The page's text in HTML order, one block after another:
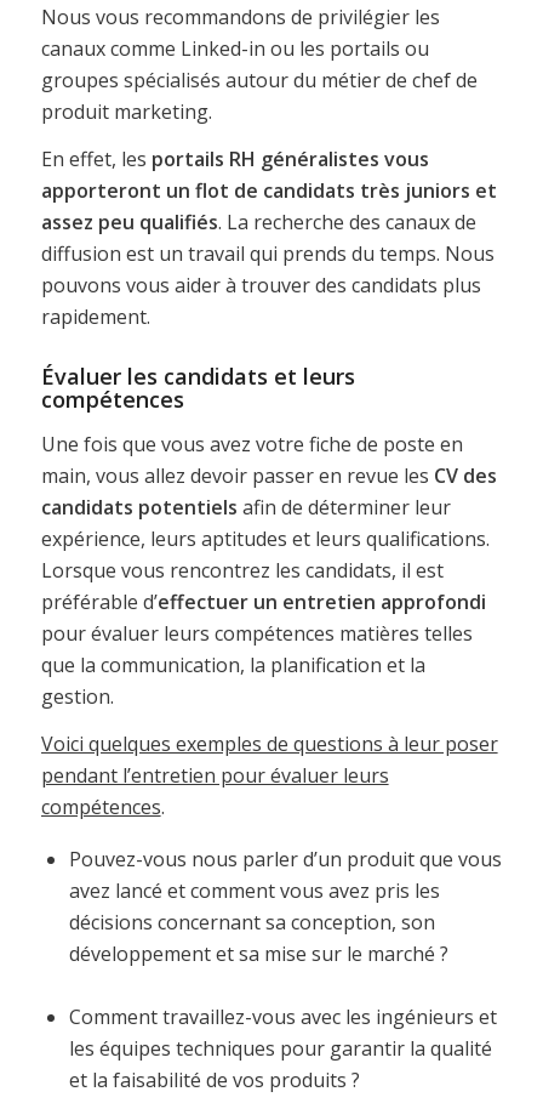
Nous vous recommandons de privilégier les
canaux comme Linked-in ou les portails ou
groupes spécialisés autour du métier de chef de
produit marketing.
En effet, les portails RH généralistes vous
apporteront un flot de candidats très juniors et
assez peu qualifiés. La recherche des canaux de
diffusion est un travail qui prends du temps. Nous
pouvons vous aider à trouver des candidats plus
rapidement.
Évaluer les candidats et leurs
compétences
Une fois que vous avez votre fiche de poste en
main, vous allez devoir passer en revue les CV des
candidats potentiels afin de déterminer leur
expérience, leurs aptitudes et leurs qualifications.
Lorsque vous rencontrez les candidats, il est
préférable d’effectuer un entretien approfondi
pour évaluer leurs compétences matières telles
que la communication, la planification et la
gestion.
Voici quelques exemples de questions à leur poser
pendant l’entretien pour évaluer leurs
compétences.
Pouvez-vous nous parler d’un produit que vous
avez lancé et comment vous avez pris les
décisions concernant sa conception, son
développement et sa mise sur le marché ?
Comment travaillez-vous avec les ingénieurs et
les équipes techniques pour garantir la qualité
et la faisabilité de vos produits ?